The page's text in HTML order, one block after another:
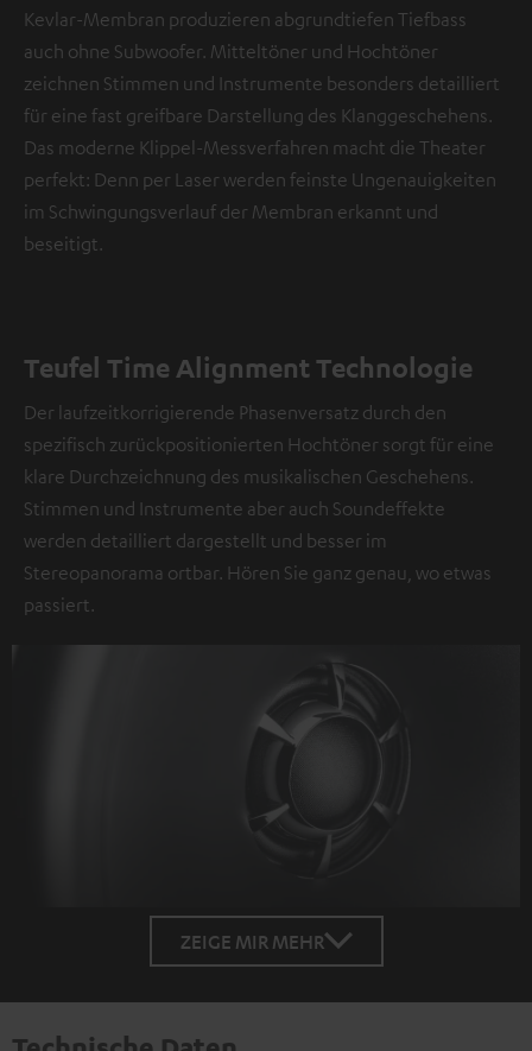
Kevlar-Membran produzieren abgrundtiefen Tiefbass
auch ohne Subwoofer. Mitteltöner und Hochtöner
zeichnen Stimmen und Instrumente besonders detailliert
für eine fast greifbare Darstellung des Klanggeschehens.
Das moderne Klippel-Messverfahren macht die Theater
perfekt: Denn per Laser werden feinste Ungenauigkeiten
im Schwingungsverlauf der Membran erkannt und
beseitigt.
Teufel Time Alignment Technologie
Der laufzeitkorrigierende Phasenversatz durch den
spezifisch zurückpositionierten Hochtöner sorgt für eine
klare Durchzeichnung des musikalischen Geschehens.
Stimmen und Instrumente aber auch Soundeffekte
werden detailliert dargestellt und besser im
Stereopanorama ortbar. Hören Sie ganz genau, wo etwas
passiert.
ZEIGE MIR MEHR